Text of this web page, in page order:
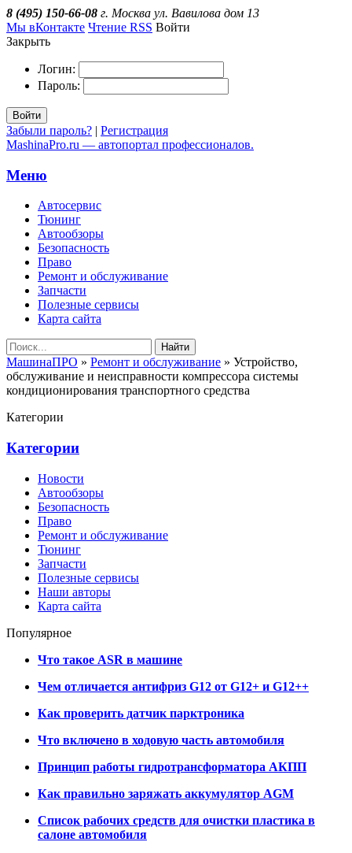
8 (495) 150-66-08 г. Москва ул. Вавилова дом 13
Мы вКонтакте Чтение RSS Войти
Закрыть
Логин:
Пароль:
Войти
Забыли пароль? | Регистрация
MashinaPro.ru — автопортал профессионалов.
Меню
Автосервис
Тюнинг
Автообзоры
Безопасность
Право
Ремонт и обслуживание
Запчасти
Полезные сервисы
Карта сайта
Найти
МашинаПРО » Ремонт и обслуживание » Устройство,
обслуживание и неисправности компрессора системы
кондиционирования транспортного средства
Категории
Категории
Новости
Автообзоры
Безопасность
Право
Ремонт и обслуживание
Тюнинг
Запчасти
Полезные сервисы
Наши авторы
Карта сайта
Популярное
Что такое ASR в машине
Чем отличается антифриз G12 от G12+ и G12++
Как проверить датчик парктроника
Что включено в ходовую часть автомобиля
Принцип работы гидротрансформатора АКПП
Как правильно заряжать аккумулятор AGM
Список рабочих средств для очистки пластика в
салоне автомобиля